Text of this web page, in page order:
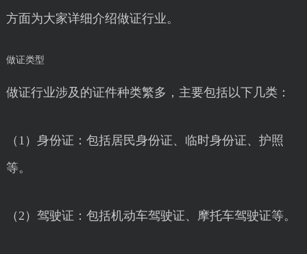
方面为大家详细介绍做证行业。
做证类型
做证行业涉及的证件种类繁多，主要包括以下几类：
（1）身份证：包括居民身份证、临时身份证、护照
等。
（2）驾驶证：包括机动车驾驶证、摩托车驾驶证等。